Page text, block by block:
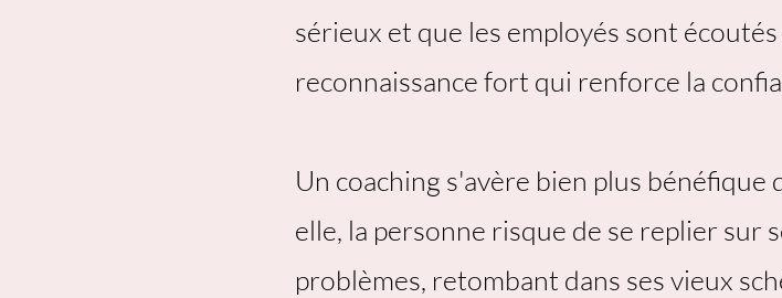
sérieux et que les employés sont
reconnaissance fort qui renforce la
Un coaching s'avère bien plus
elle, la personne risque de se replier sur
problèmes, retombant dans ses vieux